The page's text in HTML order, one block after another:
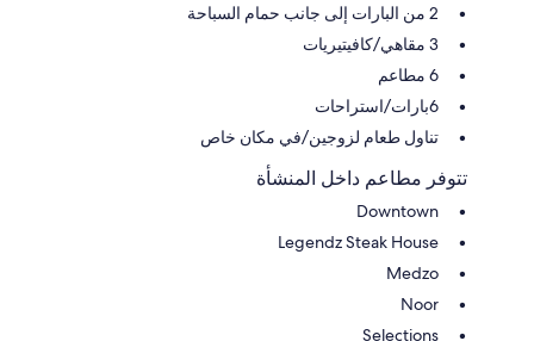
2 من البارات إلى جانب حمام السباحة
3 مقاهي/كافيتيريات
6 مطاعم
6بارات/استراحات
تناول طعام لزوجين/في مكان خاص
تتوفر مطاعم داخل المنشأة
Downtown
Legendz Steak House
Medzo
Noor
Selections